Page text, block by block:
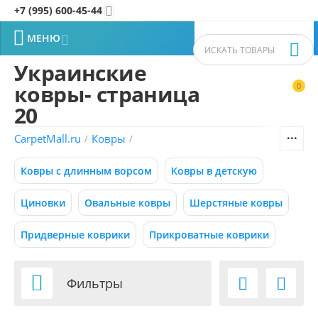
+7 (995) 600-45-44 
0


 МЕНЮ
Фильтры товаров
Цена
Р –
0 800000
Размер (м)
Украинские
ковры- страница
20
CarpetMall.ru / Ковры /
Ковры с длинным ворсом Ковры в детскую
Циновки Овальные ковры Шерстяные ковры
Придверные коврики Прикроватные коврики
 Фильтры  